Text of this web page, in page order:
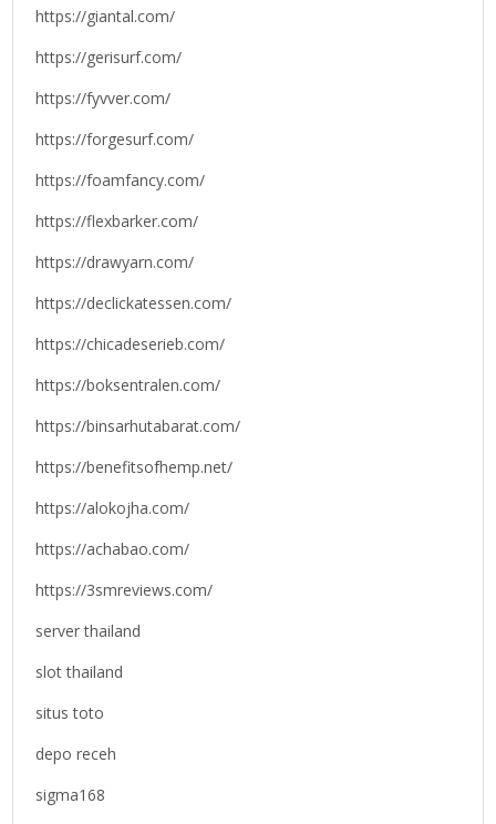
https://giantal.com/
https://gerisurf.com/
https://fyvver.com/
https://forgesurf.com/
https://foamfancy.com/
https://flexbarker.com/
https://drawyarn.com/
https://declickatessen.com/
https://chicadeserieb.com/
https://boksentralen.com/
https://binsarhutabarat.com/
https://benefitsofhemp.net/
https://alokojha.com/
https://achabao.com/
https://3smreviews.com/
server thailand
slot thailand
situs toto
depo receh
sigma168